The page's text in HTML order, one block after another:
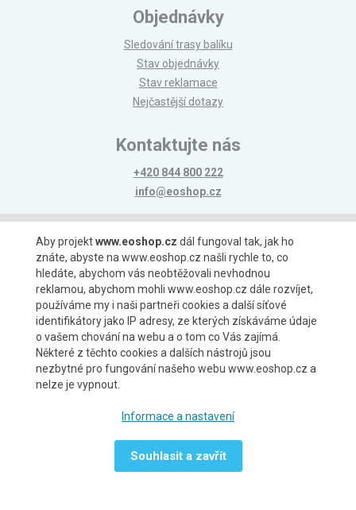
Objednávky
Sledování trasy balíku
Stav objednávky
Stav reklamace
Nejčastější dotazy
Kontaktujte nás
+420 844 800 222
info@eoshop.cz
Možnosti platby
Možnosti dopravy
Aby projektwww.eoshop.cz dál fungoval tak, jak ho
znáte, abyste na www.eoshop.cz našli rychle to, co
hledáte, abychom vás neobtěžovali nevhodnou
reklamou, abychom mohli www.eoshop.cz dále rozvíjet,
používáme my i naši partneři cookies a další síťové
identifikátory jako IP adresy, ze kterých získáváme údaje
o vašem chování na webu a o tom co Vás zajímá.
Některé z těchto cookies a dalších nástrojů jsou
nezbytné pro fungování našeho webu www.eoshop.cz a
nelze je vypnout.
Informace a nastavení
Souhlasit a zavřít